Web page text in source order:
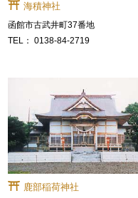
海積神社
函館市古武井町37番地
0138-84-2719
鹿部稲荷神社